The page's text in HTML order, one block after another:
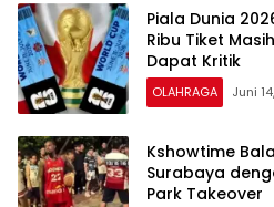
Piala Dunia
Ribu Tiket
Dapat Kritik
OLAHRAGA Juni
Kshowtime
Surabaya
Park Takeover